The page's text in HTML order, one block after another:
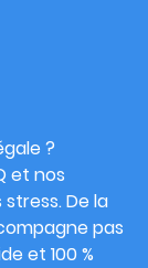
?
et nos
De la
pas
et 100 %